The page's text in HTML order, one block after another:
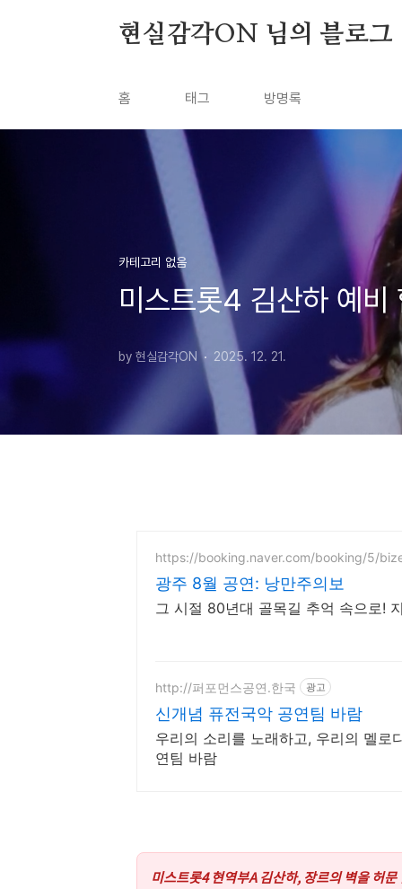
현실감각ON 님의 블로그
홈 태그 방명록
카테고리 없음
미스트롯4 김산하 예비
by 현실감각ON 2025. 12. 21.
https://booking.naver.com/booking/5/
광주 8월 공연: 낭만주의보
그 시절 80년대 골목길 추억 속으로!
http://퍼포먼스공연.한국 광고
신개념 퓨전국악 공연팀 바람
우리의 소리를 노래하고, 우리의 멜로
연팀 바람
미스트롯4 현역부A 김산하, 장르의 벽을 허